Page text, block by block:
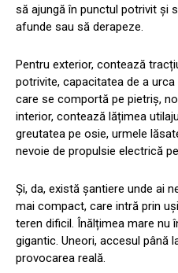
să ajungă în punctul potrivit și
afunde sau să derapeze.
Pentru exterior, contează
potrivite, capacitatea de a
care se comportă pe pietriș,
interior, contează lățimea
greutatea pe osie, urmele
nevoie de propulsie electrică
Și, da, există șantiere unde ai
mai compact, care intră prin
teren dificil. Înălțimea mare nu
gigantic. Uneori, accesul până
provocarea reală.